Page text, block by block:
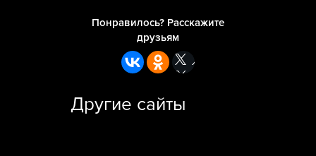
Понравилось? Расскажите
друзьям
Другие сайты